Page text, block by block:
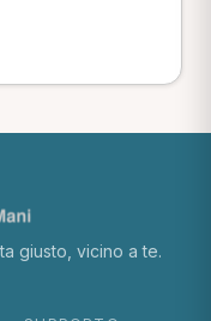
giusto, vicino a te.